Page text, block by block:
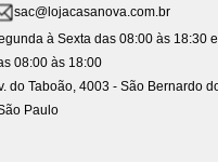
sac@lojacasanova.com.br
à Sexta das 08:00 às 18:30
08:00 às 18:00
do Taboão, 4003 - São Bernardo
Paulo